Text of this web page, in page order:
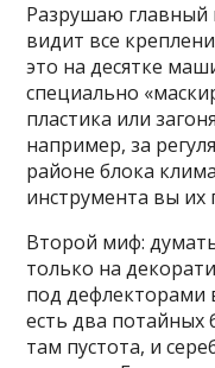
Разрушаю главный
видит все
это на десятке
специально
пластика или
например, за
районе блока
инструмента вы их
Второй миф:
только на
под дефлекторами
есть два
там пустота, и